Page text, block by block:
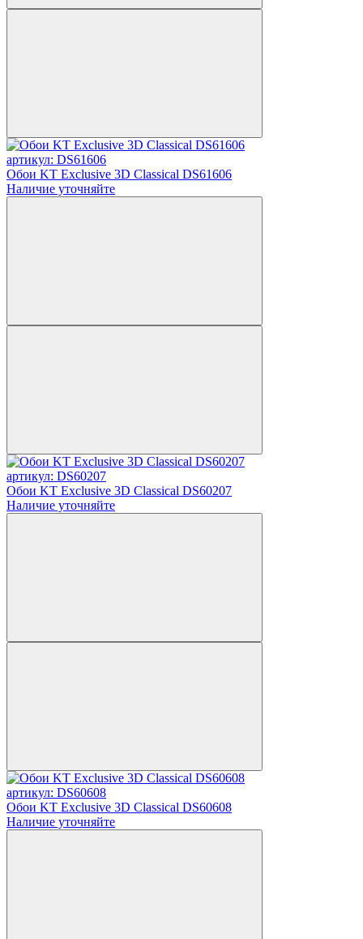
артикул: DS61606
Обои KT Exclusive 3D Classical DS61606
Наличие уточняйте
артикул: DS60207
Обои KT Exclusive 3D Classical DS60207
Наличие уточняйте
артикул: DS60608
Обои KT Exclusive 3D Classical DS60608
Наличие уточняйте